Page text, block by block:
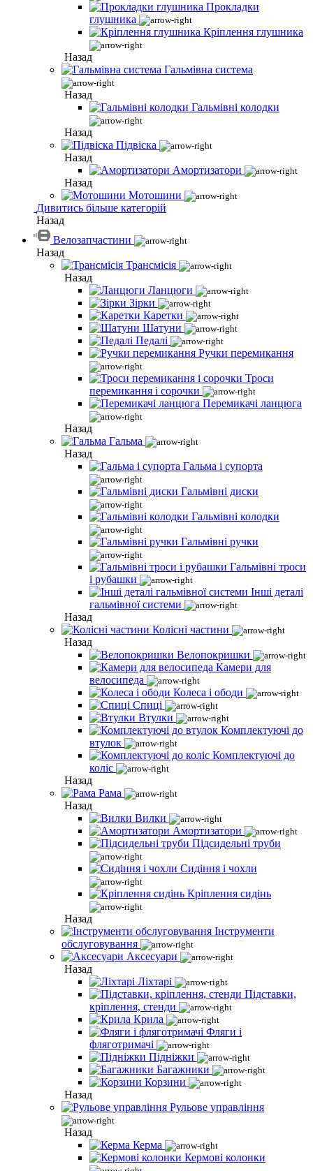
Прокладки
глушника
Кріплення глушника
Назад
Гальмівна система
Назад
Гальмівні колодки
Назад
Підвіска
Назад
Амортизатори
Назад
Мотошини
Дивитись більше категорій
Назад
Велозапчастини
Назад
Трансмісія
Назад
Ланцюги
Зірки
Каретки
Шатуни
Педалі
Ручки перемикання
Троси
перемикання і сорочки
Перемикачі ланцюга
Назад
Гальма
Назад
Гальма і супорта
Гальмівні диски
Гальмівні колодки
Гальмівні ручки
Гальмівні троси
і рубашки
Інші деталі
гальмівної системи
Назад
Колісні частини
Назад
Велопокришки
Камери для
велосипеда
Колеса і ободи
Спиці
Втулки
Комплектуючі до
втулок
Комплектуючі до
коліс
Назад
Рама
Назад
Вилки
Амортизатори
Підсидельні труби
Сидіння і чохли
Кріплення сидінь
Назад
Інструменти
обслуговування
Аксесуари
Назад
Ліхтарі
Підставки,
кріплення, стенди
Крила
Фляги і
фляготримачі
Підніжки
Багажники
Корзини
Назад
Рульове управління
Назад
Керма
Кермові колонки